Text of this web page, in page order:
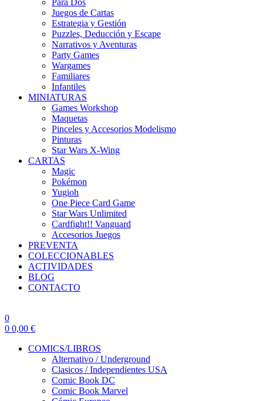
Juegos de Cartas
Estrategia y Gestión
Puzzles, Deducción y Escape
Narrativos y Aventuras
Party Games
Wargames
Familiares
Infantiles
MINIATURAS
Games Workshop
Maquetas
Pinceles y Accesorios Modelismo
Pinturas
Star Wars X-Wing
CARTAS
Magic
Pokémon
Yugioh
One Piece Card Game
Star Wars Unlimited
Cardfight!! Vanguard
Accesorios Juegos
PREVENTA
COLECCIONABLES
ACTIVIDADES
BLOG
CONTACTO
0
0 0,00 €
COMICS/LIBROS
Alternativo / Underground
Clasicos / Independientes USA
Comic Book DC
Comic Book Marvel